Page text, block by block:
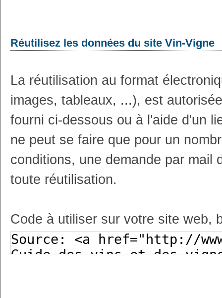
Réutilisez les données du site Vin-Vigne
La réutilisation au format
images, tableaux, ...), est
fourni ci-dessous ou à l'aide d'un
ne peut se faire que pour un
conditions, une demande par mail
toute réutilisation.
Code à utiliser sur votre site web,